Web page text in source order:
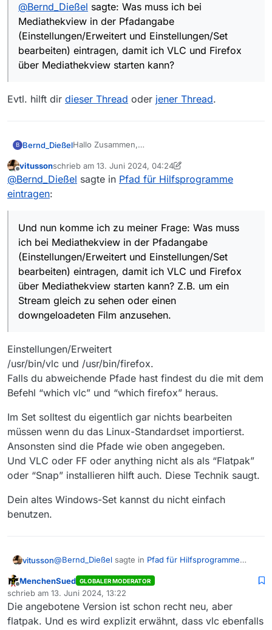
die Hardware nicht Win 11 fähig ist. Froh war ich,
dass Mediathekview auch bei Linux in der
Anwendungsverwaltung vorhanden ist. Habe ich
gleich installiert. Ferner nutze ich Firefox und
VLC. Alle 3 Programme funktionieren für sich
einzeln einwandfrei.
(Einstellungen/Erweitert und Einstellungen/Set
bearbeiten) eintragen, damit ich VLC und Firefox
über Mediathekview starten kann? Z.B. um ein
Stream gleich zu sehen oder einen
downgeloadeten Film anzusehen.
@Bernd_Dießel sagte: Was muss ich bei
Mediathekview in der Pfadangabe
(Einstellungen/Erweitert und Einstellungen/Set
bearbeiten) eintragen, damit ich VLC und Firefox
über Mediathekview starten kann?
Evtl. hilft dir dieser Thread oder jener Thread.
B Bernd_DießelHallo Zusammen,
unter Windows 10. Nun habe ich meine PC auf
Linux Mint 21.3 Cinnamon (amd64) umgestellt, da
gleich installiert. Ferner nutze ich Firefox und
VLC. Alle 3 Programme funktionieren für sich
einzeln einwandfrei.
Und nun komme ich zu meiner Frage: Was muss
ich bei Mediathekview in der Pfadangabe
Stream gleich zu sehen oder einen
downgeloadeten Film anzusehen.
Offline
vitussonschrieb am 13. Juni 2024, 04:24
zuletzt editiert von vitusson
@Bernd_Dießel sagte in Pfad für Hilfsprogramme
eintragen:
Und nun komme ich zu meiner Frage: Was muss
ich bei Mediathekview in der Pfadangabe
(Einstellungen/Erweitert und Einstellungen/Set
bearbeiten) eintragen, damit ich VLC und Firefox
über Mediathekview starten kann? Z.B. um ein
Stream gleich zu sehen oder einen
downgeloadeten Film anzusehen.
Einstellungen/Erweitert
/usr/bin/vlc und /usr/bin/firefox.
Falls du abweichende Pfade hast findest du die mit dem
Befehl “which vlc” und “which firefox” heraus.
Im Set solltest du eigentlich gar nichts bearbeiten
müssen wenn du das Linux-Standardset importierst.
Ansonsten sind die Pfade wie oben angegeben.
Und VLC oder FF oder anything nicht als als “Flatpak”
oder “Snap” installieren hilft auch. Diese Technik saugt.
Dein altes Windows-Set kannst du nicht einfach
benutzen.
vitusson@Bernd_Dießel sagte in Pfad für Hilfsprogramme
Und nun komme ich zu meiner Frage: Was muss
ich bei Mediathekview in der Pfadangabe
(Einstellungen/Erweitert und Einstellungen/Set
bearbeiten) eintragen, damit ich VLC und Firefox
/usr/bin/vlc und /usr/bin/firefox.
Offline
MenchenSued GLOBALER MODERATOR
schrieb am 13. Juni 2024, 13:22
zuletzt editiert von
Die angebotene Version ist schon recht neu, aber
flatpak. Und es wird explizit erwähnt, dass vlc ebenfalls